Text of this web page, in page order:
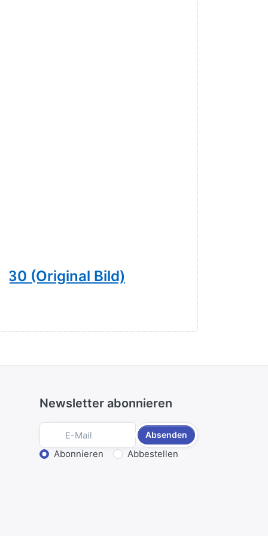
(Original Bild)
Newsletter abonnieren
Absenden
Aktion wählen
Abonnieren Abbestellen